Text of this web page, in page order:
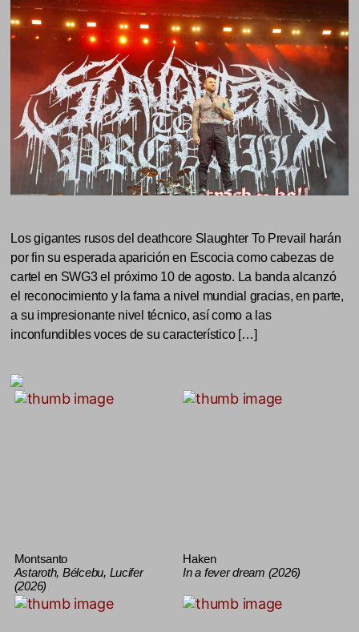
Los gigantes rusos del deathcore Slaughter To Prevail harán
por fin su esperada aparición en Escocia como cabezas de
cartel en SWG3 el próximo 10 de agosto. La banda alcanzó
el reconocimiento y la fama a nivel mundial gracias, en parte,
a su impresionante nivel técnico, así como a las
inconfundibles voces de su característico […]
Montsanto
Astaroth, Bélcebu, Lucifer
(2026)
Haken
In a fever dream (2026)